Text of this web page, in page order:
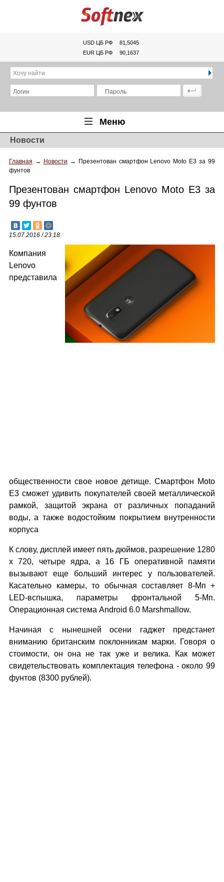
USD ЦБ РФ
81,5045
EUR ЦБ РФ
90,1637
Хочу найти
Логин Пароль
Меню
Главная
Обзоры
Новинки
Новости
Главная → Новости →
Презентован смартфон Lenovo Moto E3 за 99
фунтов
Презентован смартфон Lenovo Moto E3 за
99 фунтов
15.07.2016 / 23:18
Компания
Lenovo
представила
общественности свое новое детище. Смартфон Moto
E3 сможет удивить покупателей своей металлической
рамкой, защитой экрана от различных попаданий
воды, а также водостойким покрытием внутренности
корпуса
К слову, дисплей имеет пять дюймов, разрешение 1280
х 720, четыре ядра, а 16 ГБ оперативной памяти
вызывают еще больший интерес у пользователей.
Касательно камеры, то обычная составляет 8-Мп +
LED-вспышка, параметры фронтальной 5-Мп.
Операционная система Android 6.0 Marshmallow.
Начиная с нынешней осени гаджет предстанет
вниманию британским поклонникам марки. Говоря о
стоимости, он она не так уже и велика. Как может
свидетельствовать комплектация телефона - около 99
фунтов (8300 рублей).